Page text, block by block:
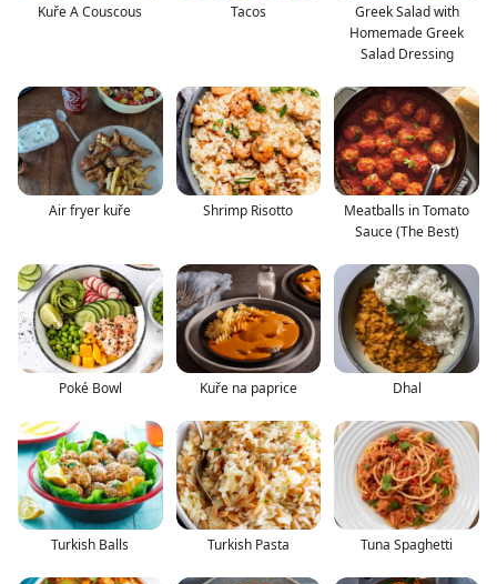
Kuře A Couscous Tacos
Greek Salad with
Homemade Greek
Salad Dressing
Air fryer kuře Shrimp Risotto
Meatballs in Tomato
Sauce (The Best)
Poké Bowl Kuře na paprice Dhal
Turkish Balls Turkish Pasta Tuna Spaghetti